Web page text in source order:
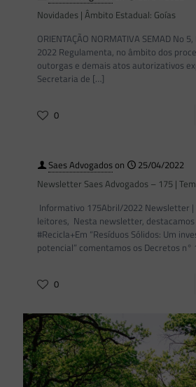
Novidades | Âmbito Estadual: Goías
ORIENTAÇÃO NORMATIVA SEMAD No 5,
2022 Regulamenta, no âmbito dos
outorgas e demais atos autorizativos
Secretaria de […]
0
Saes Advogadoson
25/04/2022
Newsletter Saes Advogados – 175 |
Informativo 175Abril/2022 Newsletter |
leitores, Nesta newsletter,
#Recicla+Em “Resíduos Sólidos: Um
potencial” comentamos os Decretos n°
0